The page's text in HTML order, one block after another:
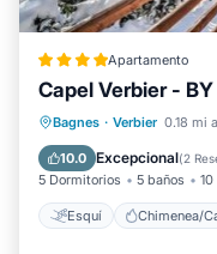
Apartamento
Capel Verbier - BY
Bagnes · Verbier 0.18 mi
10.0 Excepcional(2
5 Dormitorios 5 baños
Esquí Chimenea/
Esquí
Balcón/